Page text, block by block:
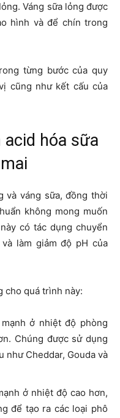
Váng sữa lỏng được
hình và để chín trong
từng bước của quy
cũng như kết cấu của
hóa sữa
và váng sữa, đồng thời
không mong muốn
có tác dụng chuyển
làm giảm độ pH của
cho quá trình này:
ở nhiệt độ phòng
Chúng được sử dụng
như Cheddar, Gouda và
ở nhiệt độ cao hơn,
để tạo ra các loại phô